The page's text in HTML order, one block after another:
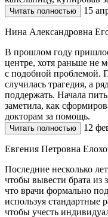
Читать полностью 15
Нина Александровна
В прошлом году
центре, хотя раньше не
с подобной проблемой.
случилась трагедия, а
поддержать. Начала
заметила, как
докторам за помощь.
Читать полностью 12
Евгения Петровна
Последние несколько
чтобы вывести брата из
что врачи формально
используя стандартные
чтобы учесть